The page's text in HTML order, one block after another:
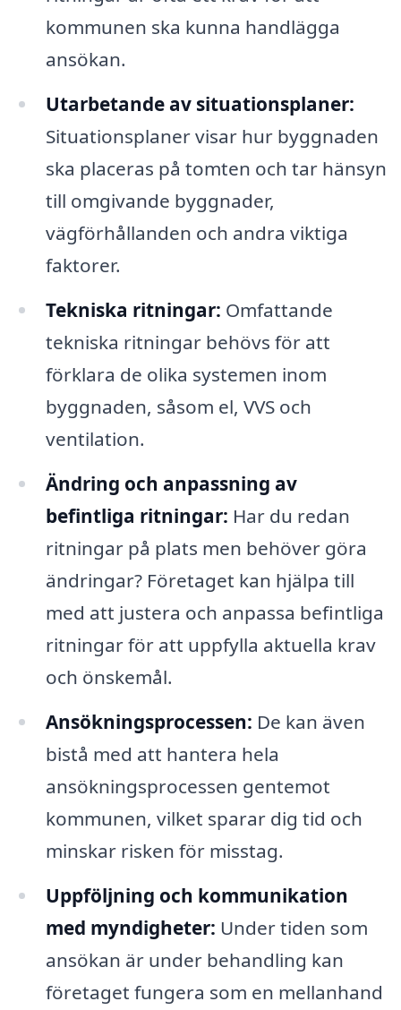
kommunen ska kunna handlägga
ansökan.
Utarbetande av situationsplaner:
Situationsplaner visar hur byggnaden
ska placeras på tomten och tar hänsyn
till omgivande byggnader,
vägförhållanden och andra viktiga
faktorer.
Tekniska ritningar: Omfattande
tekniska ritningar behövs för att
förklara de olika systemen inom
byggnaden, såsom el, VVS och
ventilation.
Ändring och anpassning av
befintliga ritningar: Har du redan
ritningar på plats men behöver göra
ändringar? Företaget kan hjälpa till
med att justera och anpassa befintliga
ritningar för att uppfylla aktuella krav
och önskemål.
Ansökningsprocessen: De kan även
bistå med att hantera hela
ansökningsprocessen gentemot
kommunen, vilket sparar dig tid och
minskar risken för misstag.
Uppföljning och kommunikation
med myndigheter: Under tiden som
ansökan är under behandling kan
företaget fungera som en mellanhand